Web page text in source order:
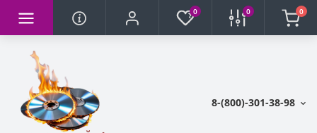
0 0 0
8-(800)-301-38-98